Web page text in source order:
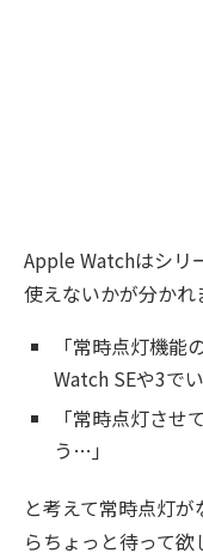
Apple Watchはシリ
使えないかが分かれ
「常時点灯機
Watch SEや3で
「常時点灯させ
う…」
と考えて常時点灯
らちょっと待って欲